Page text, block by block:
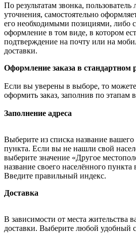
По результатам звонка,
уточнения, самостоятельно
его необходимыми позициями, либо
оформление в том виде, в котором
подтверждение на почту или на
доставки.
Оформление заказа в стандартном
Если вы уверены в выборе, то можете
оформить заказ, заполнив по этапам
Заполнение адреса
Выберите из списка название
пункта. Если вы не нашли свой
выберите значение «Другое
название своего населённого пункта
Введите правильный индекс.
Доставка
В зависимости от места жительства
доставки. Выберите любой удобный